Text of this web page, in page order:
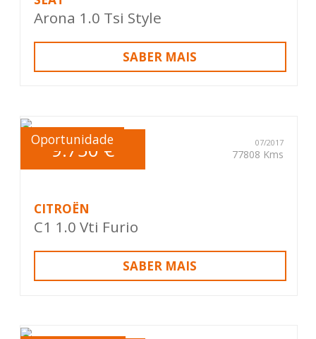
Arona 1.0 Tsi Style
SABER MAIS
Oportunidade
9.750 € 07/2017
77808 Kms
CITROËN
C1 1.0 Vti Furio
SABER MAIS